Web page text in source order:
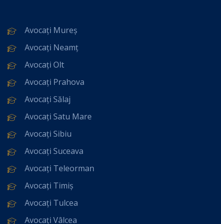
Avocați Mureș
Avocați Neamț
Avocați Olt
Avocați Prahova
Avocați Sălaj
Avocați Satu Mare
Avocați Sibiu
Avocați Suceava
Avocați Teleorman
Avocați Timiș
Avocați Tulcea
Avocați Vâlcea